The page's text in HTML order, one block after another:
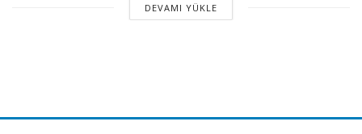
DEVAMI YÜKLE